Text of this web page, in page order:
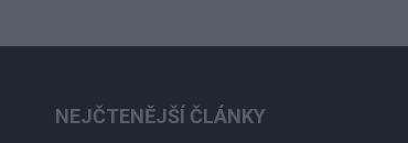
NEJČTENĚJŠÍ ČLÁNKY